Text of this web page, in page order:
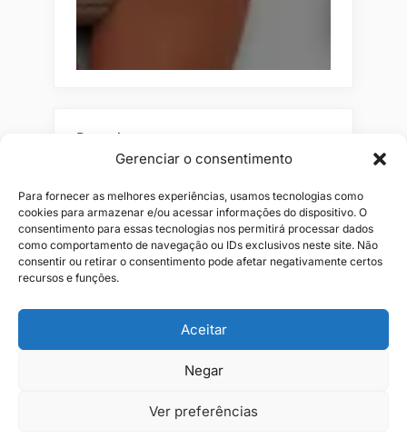
Gerenciar o consentimento
Para fornecer as melhores experiências, usamos tecnologias como
cookies para armazenar e/ou acessar informações do dispositivo. O
consentimento para essas tecnologias nos permitirá processar dados
como comportamento de navegação ou IDs exclusivos neste site. Não
consentir ou retirar o consentimento pode afetar negativamente certos
recursos e funções.
Aceitar
Negar
Ver preferências
Pesquisar
Combos
Jeans Kits Masculino